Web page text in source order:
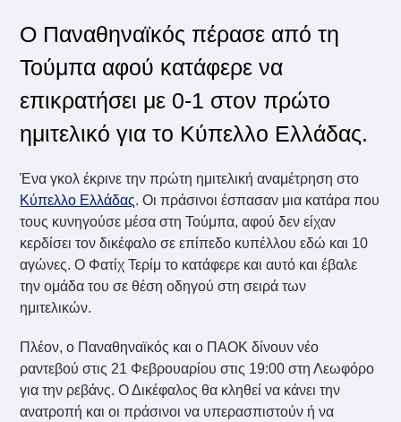
Ο Παναθηναϊκός πέρασε από τη
Τούμπα αφού κατάφερε να
επικρατήσει με 0-1 στον πρώτο
ημιτελικό για το Κύπελλο Ελλάδας.
Ένα γκολ έκρινε την πρώτη ημιτελική αναμέτρηση στο
Κύπελλο Ελλάδας. Oι πράσινοι έσπασαν μια κατάρα που
τους κυνηγούσε μέσα στη Τούμπα, αφού δεν είχαν
κερδίσει τον δικέφαλο σε επίπεδο κυπέλλου εδώ και 10
αγώνες. Ο Φατίχ Τερίμ το κατάφερε και αυτό και έβαλε
την ομάδα του σε θέση οδηγού στη σειρά των
ημιτελικών.
Πλέον, ο Παναθηναϊκός και ο ΠΑΟΚ δίνουν νέο
ραντεβού στις 21 Φεβρουαρίου στις 19:00 στη Λεωφόρο
για την ρεβάνς. Ο Δικέφαλος θα κληθεί να κάνει την
ανατροπή και οι πράσινοι να υπερασπιστούν ή να